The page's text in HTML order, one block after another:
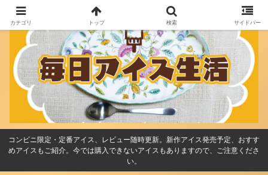
コンビニ限定・定番アイス、レビュー随時更新。新作アイス発売予定、おすす
めアイスもご紹介。今では購入できないアイスもありますので、ご注意くださ
い。
カテゴリ トップ 検索 サイドバー